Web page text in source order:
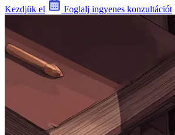
Kezdjük el Foglalj ingyenes konzultációt